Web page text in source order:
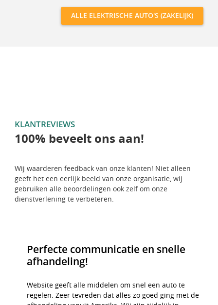
ALLE ELEKTRISCHE AUTO'S (ZAKELIJK)
KLANTREVIEWS
100% beveelt ons aan!
Wij waarderen feedback van onze klanten! Niet alleen
geeft het een eerlijk beeld van onze organisatie, wij
gebruiken alle beoordelingen ook zelf om onze
dienstverlening te verbeteren.
Perfecte communicatie en snelle
afhandeling!
Website geeft alle middelen om snel een auto te
regelen. Zeer tevreden dat alles zo goed ging met de